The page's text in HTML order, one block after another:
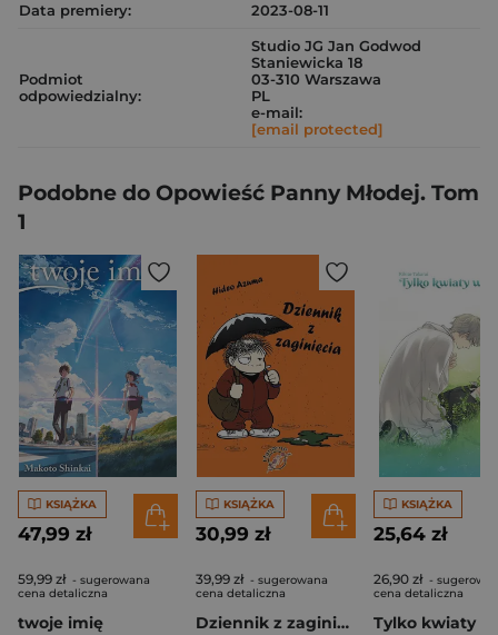
Data premiery:
2023-08-11
Podmiot
odpowiedzialny:
Studio JG Jan Godwod
Staniewicka 18
03-310 Warszawa
PL
e-mail:
[email protected]
Podobne do Opowieść Panny Młodej. Tom
1
KSIĄŻKA
47,99 zł
59,99 zł - sugerowana
cena detaliczna
twoje imię
KSIĄŻKA
30,99 zł
39,99 zł - sugerowana
cena detaliczna
Dziennik z zaginięcia
KSIĄŻKA
25,64 zł
26,90 zł -
cena detaliczna